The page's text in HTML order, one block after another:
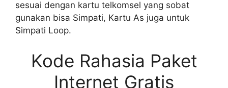
sesuai dengan kartu telkomsel yang sobat
gunakan bisa Simpati, Kartu As juga untuk
Simpati Loop.
Kode Rahasia Paket
Internet Gratis